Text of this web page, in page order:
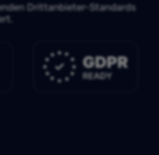
Drittanbieter-Standards